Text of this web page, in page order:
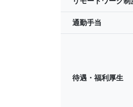
通勤手当
待遇・福利厚生